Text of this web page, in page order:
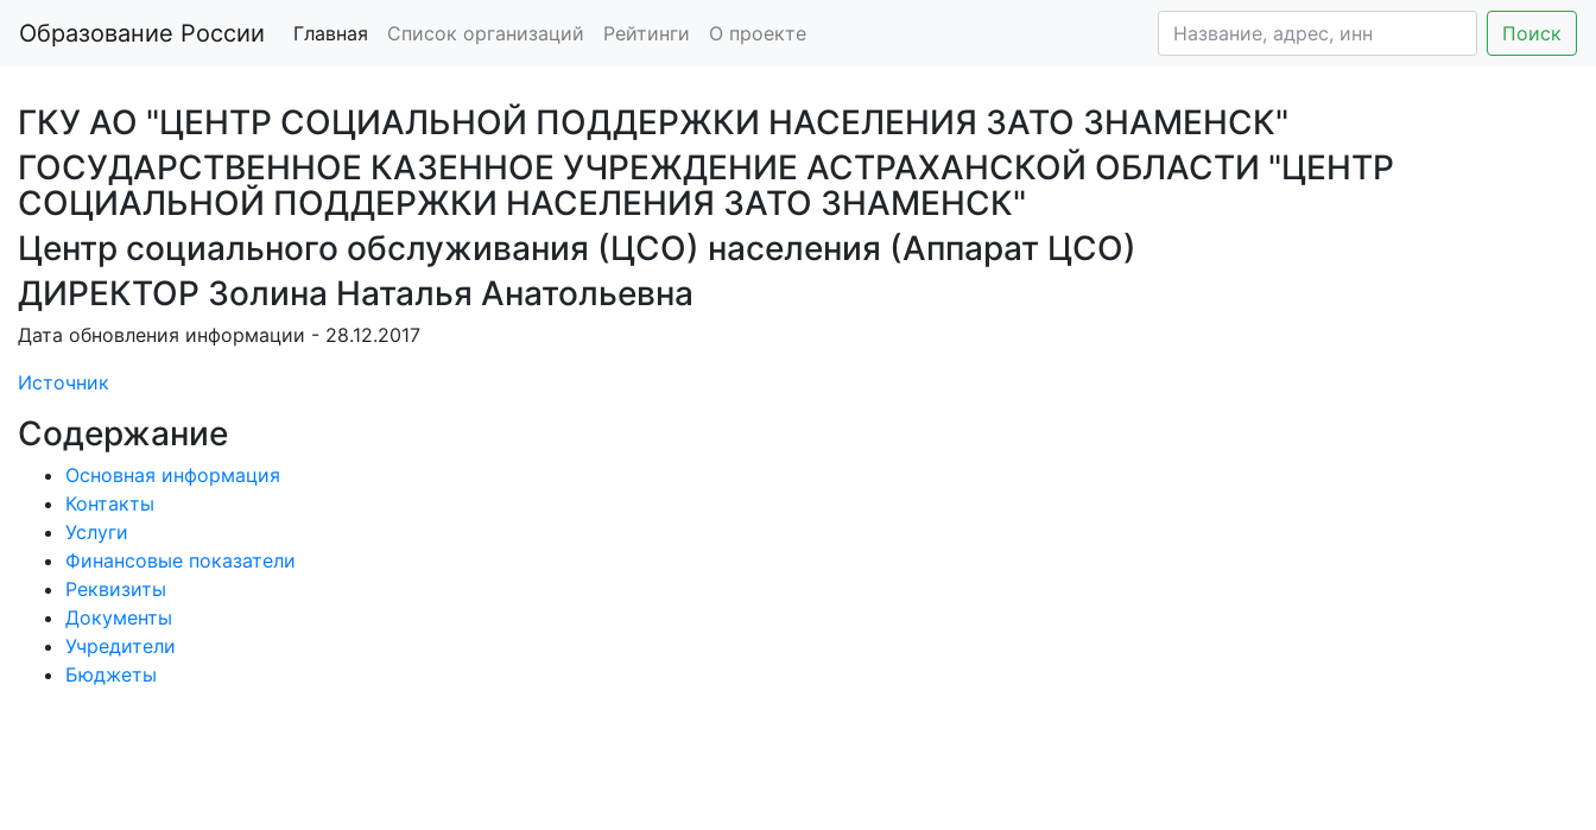
Образование России Главная Список организаций Рейтинги О проекте Поиск
ГКУ АО "ЦЕНТР СОЦИАЛЬНОЙ ПОДДЕРЖКИ НАСЕЛЕНИЯ ЗАТО ЗНАМЕНСК"
ГОСУДАРСТВЕННОЕ КАЗЕННОЕ УЧРЕЖДЕНИЕ АСТРАХАНСКОЙ ОБЛАСТИ "ЦЕНТР
СОЦИАЛЬНОЙ ПОДДЕРЖКИ НАСЕЛЕНИЯ ЗАТО ЗНАМЕНСК"
Центр социального обслуживания (ЦСО) населения (Аппарат ЦСО)
ДИРЕКТОР Золина Наталья Анатольевна
Дата обновления информации - 28.12.2017
Источник
Содержание
Основная информация
Контакты
Услуги
Финансовые показатели
Реквизиты
Документы
Учредители
Бюджеты